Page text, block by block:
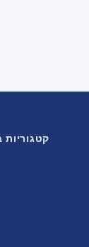
קטגוריות